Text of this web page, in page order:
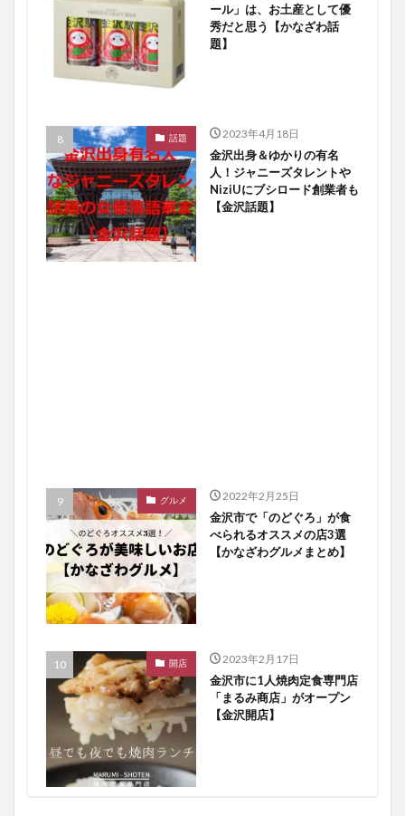
ール」は、お土産として優
秀だと思う【かなざわ話
題】
話題 2023年4月18日
金沢出身＆ゆかりの有名
人！ジャニーズタレントや
NiziUにブシロード創業者も
【金沢話題】
グルメ 2022年2月25日
金沢市で「のどぐろ」が食
べられるオススメの店3選
【かなざわグルメまとめ】
開店 2023年2月17日
金沢市に1人焼肉定食専門店
「まるみ商店」がオープン
【金沢開店】